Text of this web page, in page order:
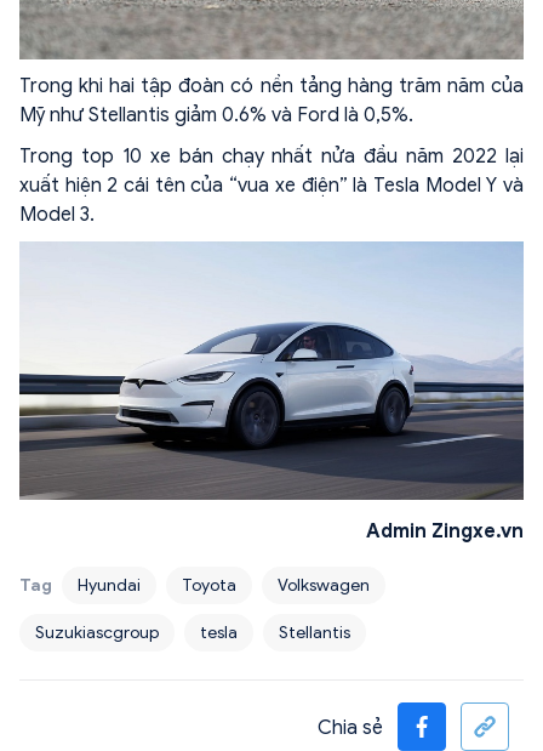
Trong khi hai tập đoàn có nền tảng hàng trăm năm của
Mỹ như Stellantis giảm 0.6% và Ford là 0,5%.
Trong top 10 xe bán chạy nhất nửa đầu năm 2022 lại
xuất hiện 2 cái tên của “vua xe điện” là Tesla Model Y và
Model 3.
Admin Zingxe.vn
Tag Hyundai Toyota Volkswagen
Suzukiascgroup tesla Stellantis
Chia sẻ